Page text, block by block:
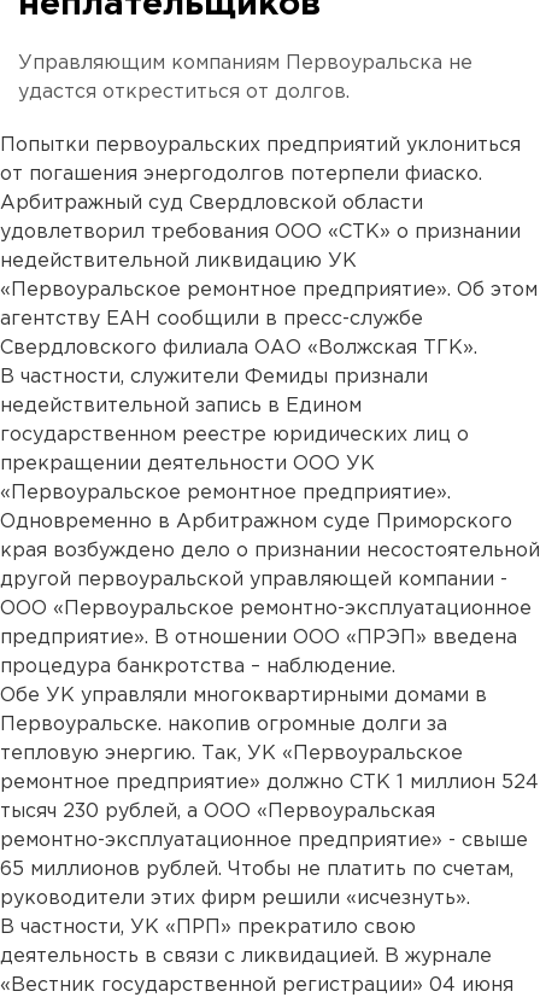
Управляющим компаниям Первоуральска не
удастся откреститься от долгов.
Попытки первоуральских предприятий уклониться
от погашения энергодолгов потерпели фиаско.
Арбитражный суд Свердловской области
удовлетворил требования ООО «СТК» о признании
недействительной ликвидацию УК
«Первоуральское ремонтное предприятие». Об этом
агентству ЕАН сообщили в пресс-службе
Свердловского филиала ОАО «Волжская ТГК».
В частности, служители Фемиды признали
недействительной запись в Едином
государственном реестре юридических лиц о
прекращении деятельности ООО УК
«Первоуральское ремонтное предприятие».
Одновременно в Арбитражном суде Приморского
края возбуждено дело о признании несостоятельной
другой первоуральской управляющей компании -
ООО «Первоуральское ремонтно-эксплуатационное
предприятие». В отношении ООО «ПРЭП» введена
процедура банкротства – наблюдение.
Обе УК управляли многоквартирными домами в
Первоуральске. накопив огромные долги за
тепловую энергию. Так, УК «Первоуральское
ремонтное предприятие» должно СТК 1 миллион 524
тысяч 230 рублей, а ООО «Первоуральская
ремонтно-эксплуатационное предприятие» - свыше
65 миллионов рублей. Чтобы не платить по счетам,
руководители этих фирм решили «исчезнуть».
В частности, УК «ПРП» прекратило свою
деятельность в связи с ликвидацией. В журнале
«Вестник государственной регистрации» 04 июня